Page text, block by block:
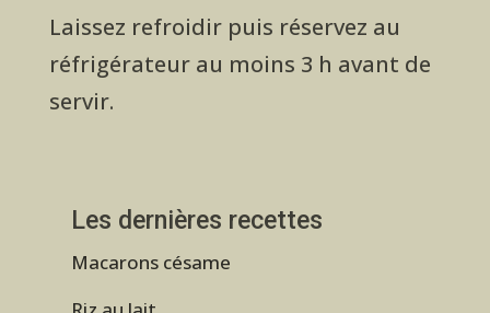
Laissez refroidir puis réservez au
réfrigérateur au moins 3 h avant de
servir.
Les dernières recettes
Macarons césame